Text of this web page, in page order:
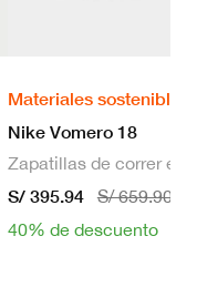
Materiales sostenibles
Nike Vomero 18
S/ 395.94
S/ 659.90
40% de descuento